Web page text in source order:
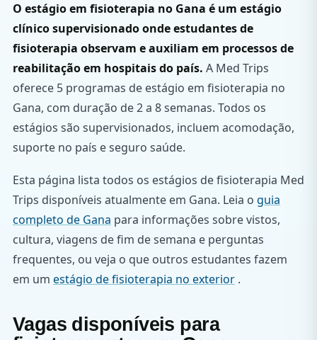
O estágio em fisioterapia no Gana é um estágio
clínico supervisionado onde estudantes de
fisioterapia observam e auxiliam em processos de
reabilitação em hospitais do país. A Med Trips
oferece 5 programas de estágio em fisioterapia no
Gana, com duração de 2 a 8 semanas. Todos os
estágios são supervisionados, incluem acomodação,
suporte no país e seguro saúde.
Esta página lista todos os estágios de fisioterapia Med
Trips disponíveis atualmente em Gana. Leia o guia
completo de Gana para informações sobre vistos,
cultura, viagens de fim de semana e perguntas
frequentes, ou veja o que outros estudantes fazem
em um estágio de fisioterapia no exterior .
Vagas disponíveis para